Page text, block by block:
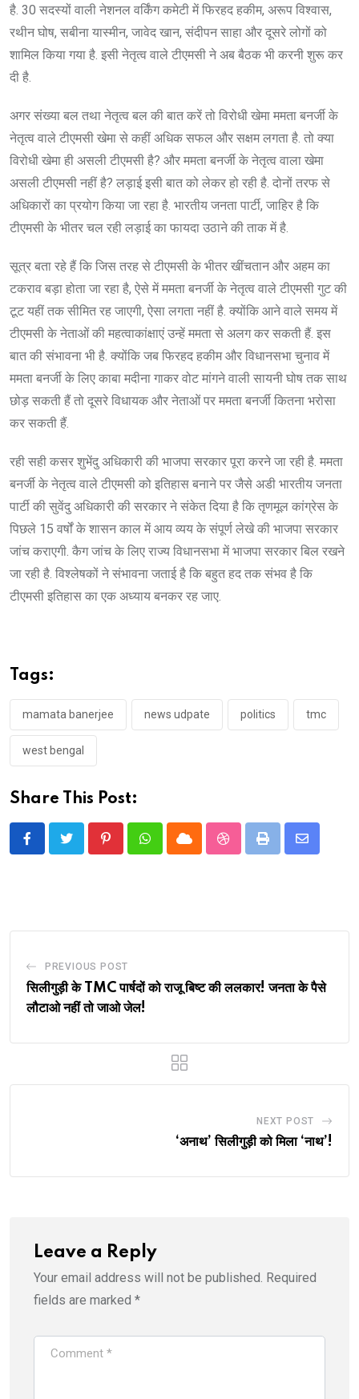
है. 30 सदस्यों वाली नेशनल वर्किंग कमेटी में फिरहद हकीम, अरूप विश्वास,
रथीन घोष, सबीना यास्मीन, जावेद खान, संदीपन साहा और दूसरे लोगों को
शामिल किया गया है. इसी नेतृत्व वाले टीएमसी ने अब बैठक भी करनी शुरू कर
दी है.
अगर संख्या बल तथा नेतृत्व बल की बात करें तो विरोधी खेमा ममता बनर्जी के
नेतृत्व वाले टीएमसी खेमा से कहीं अधिक सफल और सक्षम लगता है. तो क्या
विरोधी खेमा ही असली टीएमसी है? और ममता बनर्जी के नेतृत्व वाला खेमा
असली टीएमसी नहीं है? लड़ाई इसी बात को लेकर हो रही है. दोनों तरफ से
अधिकारों का प्रयोग किया जा रहा है. भारतीय जनता पार्टी, जाहिर है कि
टीएमसी के भीतर चल रही लड़ाई का फायदा उठाने की ताक में है.
सूत्र बता रहे हैं कि जिस तरह से टीएमसी के भीतर खींचतान और अहम का
टकराव बड़ा होता जा रहा है, ऐसे में ममता बनर्जी के नेतृत्व वाले टीएमसी गुट की
टूट यहीं तक सीमित रह जाएगी, ऐसा लगता नहीं है. क्योंकि आने वाले समय में
टीएमसी के नेताओं की महत्वाकांक्षाएं उन्हें ममता से अलग कर सकती हैं. इस
बात की संभावना भी है. क्योंकि जब फिरहद हकीम और विधानसभा चुनाव में
ममता बनर्जी के लिए काबा मदीना गाकर वोट मांगने वाली सायनी घोष तक साथ
छोड़ सकती हैं तो दूसरे विधायक और नेताओं पर ममता बनर्जी कितना भरोसा
कर सकती हैं.
रही सही कसर शुभेंदु अधिकारी की भाजपा सरकार पूरा करने जा रही है. ममता
बनर्जी के नेतृत्व वाले टीएमसी को इतिहास बनाने पर जैसे अडी भारतीय जनता
पार्टी की सुवेंदु अधिकारी की सरकार ने संकेत दिया है कि तृणमूल कांग्रेस के
पिछले 15 वर्षों के शासन काल में आय व्यय के संपूर्ण लेखे की भाजपा सरकार
जांच कराएगी. कैग जांच के लिए राज्य विधानसभा में भाजपा सरकार बिल रखने
जा रही है. विश्लेषकों ने संभावना जताई है कि बहुत हद तक संभव है कि
टीएमसी इतिहास का एक अध्याय बनकर रह जाए.
Tags:
mamata banerjee news udpate politics tmc
west bengal
Share This Post:
PinterestWhatsappCloud StumbleUpon
Print
Share
PREVIOUS POST
सिलीगुड़ी के TMC पार्षदों को राजू बिष्ट की ललकार! जनता के पैसे
लौटाओ नहीं तो जाओ जेल!
NEXT POST
‘अनाथ’ सिलीगुड़ी को मिला ‘नाथ’!
Leave a Reply
Your email address will not be published. Required
fields are marked *